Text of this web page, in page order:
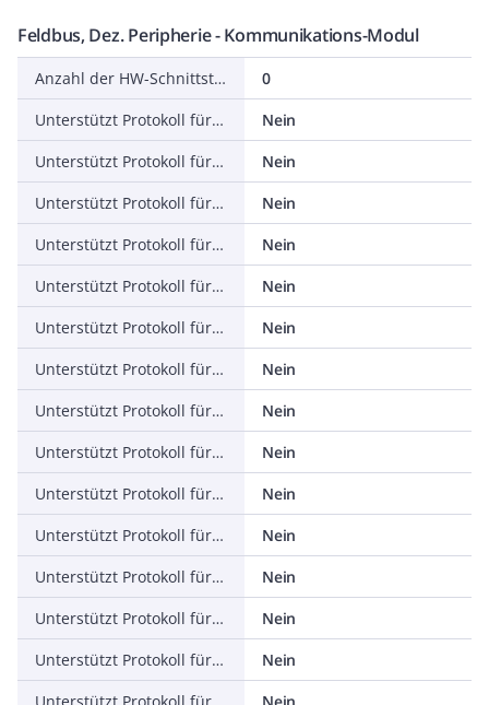
Feldbus, Dez. Peripherie - Kommunikations-Modul
Anzahl der HW-Schnittstellen sonstige
0
Unterstützt Protokoll für EtherCAT
Nein
Unterstützt Protokoll für TCP/IP
Nein
Unterstützt Protokoll für PROFIBUS
Nein
Unterstützt Protokoll für CAN
Nein
Unterstützt Protokoll für INTERBUS
Nein
Unterstützt Protokoll für ASI
Nein
Unterstützt Protokoll für KNX
Nein
Unterstützt Protokoll für Modbus
Nein
Unterstützt Protokoll für Data-Highway
Nein
Unterstützt Protokoll für DeviceNet
Nein
Unterstützt Protokoll für SUCONET
Nein
Unterstützt Protokoll für LON
Nein
Unterstützt Protokoll für SERCOS
Nein
Unterstützt Protokoll für PROFINET IO
Nein